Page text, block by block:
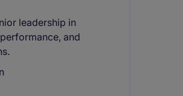
leadership in
and